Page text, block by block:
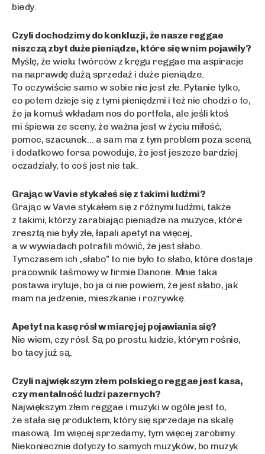
biedy.
Czyli dochodzimy do konkluzji, że nasze reggae
niszczą zbyt duże pieniądze, które się w nim pojawiły?
Myślę, że wielu twórców z kręgu reggae ma aspiracje
na naprawdę dużą sprzedaż i duże pieniądze.
To oczywiście samo w sobie nie jest złe. Pytanie tylko,
co potem dzieje się z tymi pieniędzmi i też nie chodzi o to,
że ja komuś wkładam nos do portfela, ale jeśli ktoś
mi śpiewa ze sceny, że ważna jest w życiu miłość,
pomoc, szacunek… a sam ma z tym problem poza sceną
i dodatkowo forsa powoduje, że jest jeszcze bardziej
oczadziały, to coś jest nie tak.
Grając w Vavie stykałeś się z takimi ludźmi?
Grając w Vavie stykałem się z różnymi ludźmi, także
z takimi, którzy zarabiając pieniądze na muzyce, które
zresztą nie były złe, łapali apetyt na więcej,
a w wywiadach potrafili mówić, że jest słabo.
Tymczasem ich „słabo” to nie było to słabo, które dostaje
pracownik taśmowy w firmie Danone. Mnie taka
postawa irytuje, bo ja ci nie powiem, że jest słabo, jak
mam na jedzenie, mieszkanie i rozrywkę.
Apetyt na kasę rósł w miarę jej pojawiania się?
Nie wiem, czy rósł. Są po prostu ludzie, którym rośnie,
bo tacy już są.
Czyli największym złem polskiego reggae jest kasa,
czy mentalność ludzi pazernych?
Największym złem reggae i muzyki w ogóle jest to,
że stała się produktem, który się sprzedaje na skalę
masową. Im więcej sprzedamy, tym więcej zarobimy.
Niekoniecznie dotyczy to samych muzyków, bo muzyk